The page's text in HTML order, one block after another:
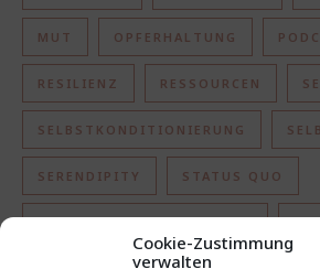
Cookie-Zustimmung
verwalten
MUT OPFERHALTUNG
RESILIENZ RESSOURCEN
SELBSTKONDITIONIERUNG
SERENDIPITY STATUS QUO
TOXISCHE PARTNERSCHAFT